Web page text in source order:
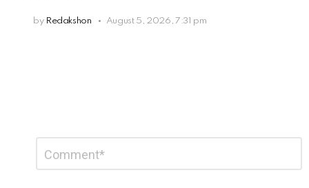
by Redakshon August 5, 2026, 7:31 pm
Reply